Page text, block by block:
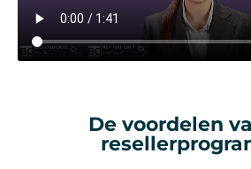
De voordelen